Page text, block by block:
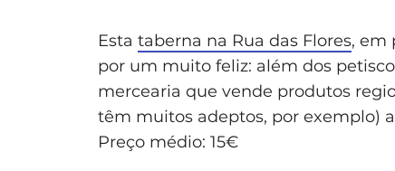
Esta taberna na Rua das Flores, em
por um muito feliz: além dos
mercearia que vende produtos
têm muitos adeptos, por exemplo)
Preço médio: 15€